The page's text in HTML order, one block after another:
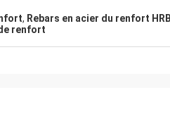
, Rebars en acier du renfort
renfort